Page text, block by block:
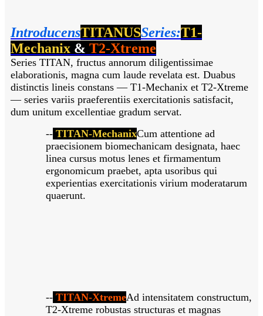
IntroducensTITANUSSeries:T1-
Mechanix & T2-Xtreme
Series TITAN, fructus annorum diligentissimae
elaborationis, magna cum laude revelata est. Duabus
distinctis lineis constans — T1-Mechanix et T2-Xtreme
— series variis praeferentiis exercitationis satisfacit,
dum unitum excellentiae gradum servat.
-- TITAN-MechanixCum attentione ad
praecisionem biomechanicam designata, haec
linea cursus motus lenes et firmamentum
ergonomicum praebet, apta usoribus qui
experientias exercitationis virium moderatarum
quaerunt.
-- TITAN-XtremeAd intensitatem constructum,
T2-Xtreme robustas structuras et magnas